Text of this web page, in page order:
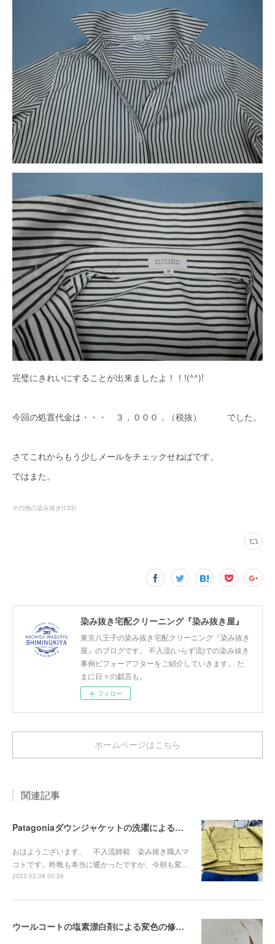
完璧にきれいにすることが出来ましたよ！！!(^^)!
今回の処置代金は・・・ ３，０００．（税抜） でした。
さてこれからもう少しメールをチェックせねばです。
ではまた。
その他の染み抜き (133)
染み抜き宅配クリーニング『染み抜き屋』
東京八王子の染み抜き宅配クリーニング『染み抜き
屋』のブログです。 不入流(いらず流)での染み抜き
事例ビフォーアフターをご紹介していきます。 た
まに日々の戯言も。
フォロー
ホームページはこちら
関連記事
Patagoniaダウンジャケットの洗濯による輪染み染み抜き事例『染み抜き屋』
おはようございます。 不入流師範 染み抜き職人マ
コトです。昨晩も本当に暖かったですが、今朝も変…
2023.02.08 00:26
ウールコートの塩素漂白剤による変色の修正事例『染み抜き屋』